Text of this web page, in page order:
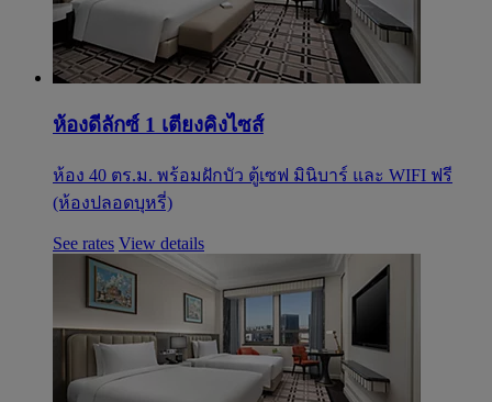
ห้องดีลักซ์ 1 เตียงคิงไซส์
ห้อง 40 ตร.ม. พร้อมฝักบัว ตู้เซฟ มินิบาร์ และ WIFI ฟรี
(ห้องปลอดบุหรี่)
See rates View details